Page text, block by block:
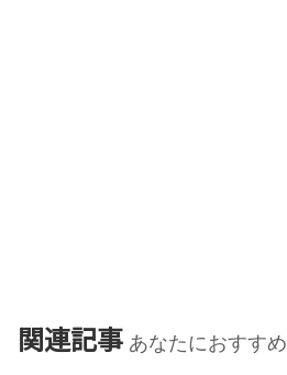
関連記事 あなたにおすすめ